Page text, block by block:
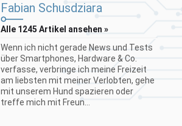
Fabian Schusdziara
Alle 1245 Artikel ansehen »
Wenn ich nicht gerade News und Tests
über Smartphones, Hardware & Co.
verfasse, verbringe ich meine Freizeit
am liebsten mit meiner Verlobten, gehe
mit unserem Hund spazieren oder
treffe mich mit Freun...